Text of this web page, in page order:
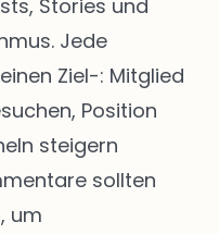
Stories und
Jede
Ziel-: Mitglied
Position
steigern
sollten
um